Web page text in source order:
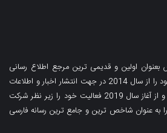
بعنوان اولین و قدیمی ترین مرجع اطلاع رسانی
فارسی زبان در قبرس فعالیت خود را از سال 2014 در جهت انتشار اخبار و اطلاعات
در حوزه های مختلف آغاز کرده و از آغاز سال 2019 فعالیت خود را زیر نظر شرکت
به عنوان شاخص ترین و جامع ترین رسانه فارسی